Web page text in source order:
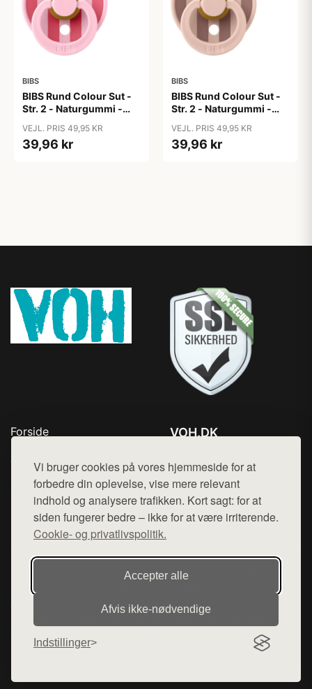
Vi bruger cookies på vores hjemmeside for at
forbedre din oplevelse, vise mere relevant
indhold og analysere trafikken. Kort sagt: for at
siden fungerer bedre – ikke for at være irriterende.
Cookie- og privatlivspolitik.
Accepter alle
Afvis ikke‑nødvendige
Indstillinger
BIBS
BIBS Rund Colour Sut -
Str. 2 - Naturgummi -
Pink/Coral
VEJL. PRIS 49,95 KR
39,96 kr
BIBS
BIBS Rund Colour Sut -
Str. 2 - Naturgummi -
Blush/Woodchuck
VEJL. PRIS 49,95 KR
39,96 kr
Forside
Top Rabatter
Kontakt
VOH.DK
Mail: hej@want.dk
Cookie- og privatlivspolitik
Denne side er en del af want.dk, der udgiver en række
hjemmesider med præsentation af forskellige produkter fra
diverse webshops. Der sælges ikke varer fra denne side - vi
henviser til de shops, som sælger varen. Vi har heller ikke
varerne på lager.